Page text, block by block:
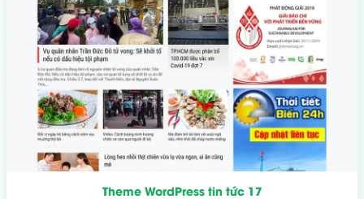
Theme WordPress tin tức 17